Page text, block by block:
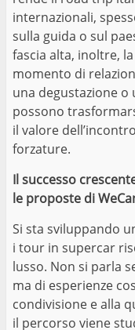
internazionali,
sulla guida o sul
fascia alta, inoltre,
momento di
una degustazione o
possono
il valore
forzature.
Il successo
le proposte di
Si sta sviluppando
i tour in supercar
lusso. Non si parla
ma di esperienze
condivisione e alla
il percorso viene